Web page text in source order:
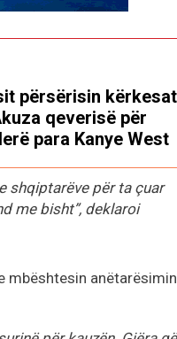
përsërisin
qeverisë për
para Kanye West
shqiptarëve për ta çuar
me bisht”, deklaroi
mbështesin